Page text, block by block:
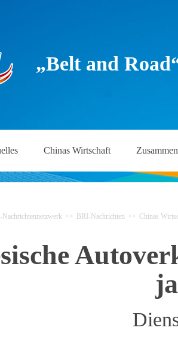
„Belt and
Chinas Wirtschaft
Nachrichtennetzwerk >> BRI-Nachrichten >> Chinas